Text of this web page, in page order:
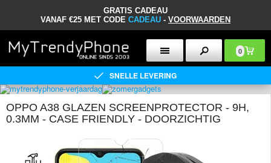
GRATIS CADEAU
VANAF €25 MET CODE CADEAU - VOORWAARDEN
0
SNELLE LEVERING
OPPO A38 GLAZEN SCREENPROTECTOR - 9H,
0.3MM - CASE FRIENDLY - DOORZICHTIG